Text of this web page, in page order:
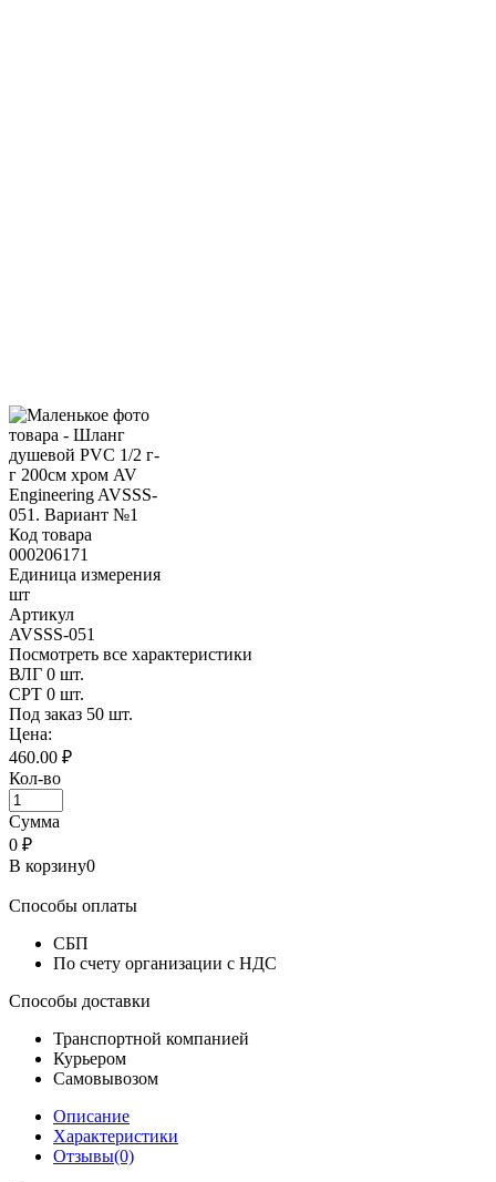
Код товара
000206171
Единица измерения
шт
Артикул
AVSSS-051
Посмотреть все характеристики
ВЛГ 0 шт.
СРТ 0 шт.
Под заказ 50 шт.
Цена:
460.00 ₽
Кол-во
Сумма
0 ₽
В корзину0
Способы оплаты
СБП
По счету организации с НДС
Способы доставки
Транспортной компанией
Курьером
Самовывозом
Описание
Характеристики
Отзывы(0)